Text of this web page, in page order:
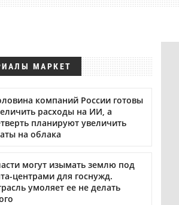
МАРКЕТ
компаний России готовы
расходы на ИИ, а
планируют увеличить
на облака
могут изымать землю под
центрами для госнужд.
умоляет ее не делать